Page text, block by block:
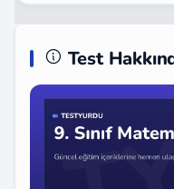
Test